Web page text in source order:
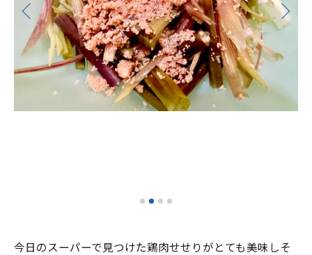
今日のスーパーで見つけた鶏肉せせりがとても美味しそ